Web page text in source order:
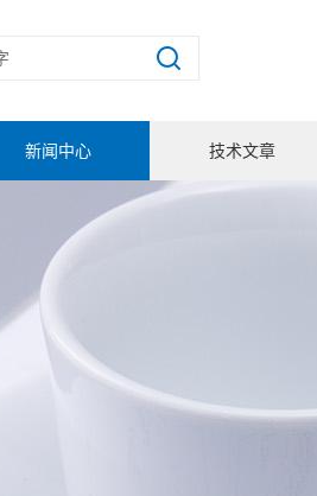
新闻中心 技术文章